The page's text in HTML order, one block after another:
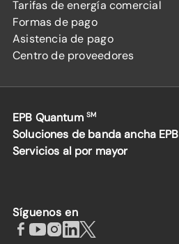
Tarifas de energía comercial
Formas de pago
Asistencia de pago
Centro de proveedores
EPB Quantum SM
Soluciones de banda ancha EPB
Servicios al por mayor
Síguenos en